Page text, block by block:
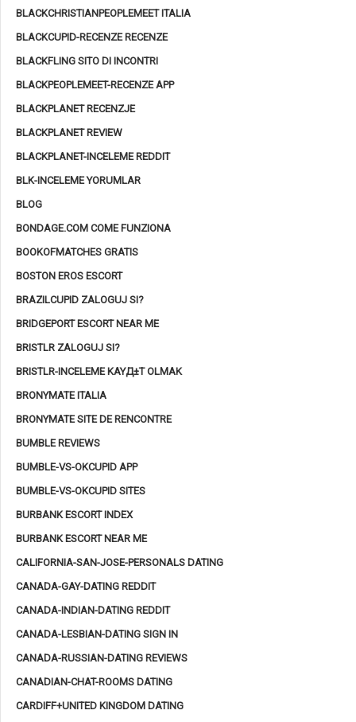
BLACKCHRISTIANPEOPLEMEET ITALIA
BLACKCUPID-RECENZE RECENZE
BLACKFLING SITO DI INCONTRI
BLACKPEOPLEMEET-RECENZE APP
BLACKPLANET RECENZJE
BLACKPLANET REVIEW
BLACKPLANET-INCELEME REDDIT
BLK-INCELEME YORUMLAR
BLOG
BONDAGE.COM COME FUNZIONA
BOOKOFMATCHES GRATIS
BOSTON EROS ESCORT
BRAZILCUPID ZALOGUJ SI?
BRIDGEPORT ESCORT NEAR ME
BRISTLR ZALOGUJ SI?
BRISTLR-INCELEME KAYД±T OLMAK
BRONYMATE ITALIA
BRONYMATE SITE DE RENCONTRE
BUMBLE REVIEWS
BUMBLE-VS-OKCUPID APP
BUMBLE-VS-OKCUPID SITES
BURBANK ESCORT INDEX
BURBANK ESCORT NEAR ME
CALIFORNIA-SAN-JOSE-PERSONALS DATING
CANADA-GAY-DATING REDDIT
CANADA-INDIAN-DATING REDDIT
CANADA-LESBIAN-DATING SIGN IN
CANADA-RUSSIAN-DATING REVIEWS
CANADIAN-CHAT-ROOMS DATING
CARDIFF+UNITED KINGDOM DATING